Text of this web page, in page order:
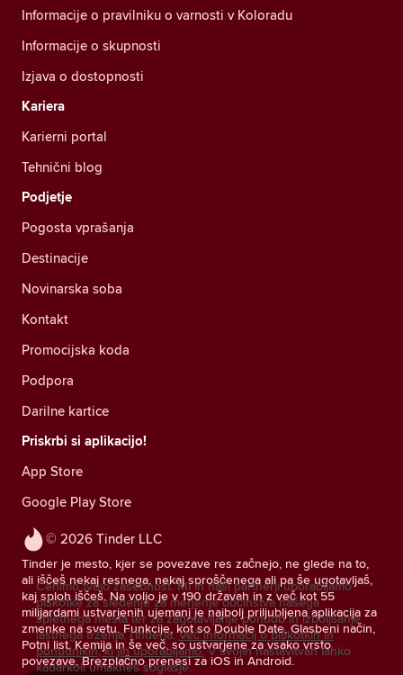
© 2026 Tinder LLC
Tinder je mesto, kjer se povezave res začnejo, ne glede na to,
ali iščeš nekaj resnega, nekaj sproščenega ali pa še ugotavljaš,
kaj sploh iščeš. Na voljo je v 190 državah in z več kot 55
milijardami ustvarjenih ujemanj je najbolj priljubljena aplikacija za
zmenke na svetu. Funkcije, kot so Double Date, Glasbeni način,
Potni list, Kemija in še več, so ustvarjene za vsako vrsto
povezave. Brezplačno prenesi za iOS in Android.
Informacije o pravilniku o varnosti v Koloradu
Informacije o skupnosti
Izjava o dostopnosti
Kariera
Karierni portal
Tehnični blog
Podjetje
Pogosta vprašanja
Destinacije
Novinarska soba
Kontakt
Promocijska koda
Podpora
Darilne kartice
Priskrbi si aplikacijo!
App Store
Google Play Store
Cenimo tvojo zasebnost. Mi in naši partnerji uporabljamo
piškotke za sledenje za merjenje občinstva našega
spletnega mesta ter za zagotavljanje ponudb in izboljšanje
lastnega trženja Tinderja. Več informacij o piškotkih in
ponudnikih, ki jih uporabljamo. V svojih nastavitvah lahko
kadarkoli umakneš soglasje.